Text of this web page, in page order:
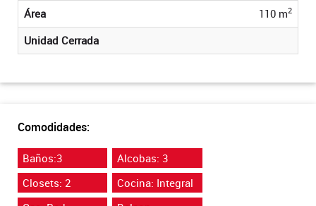
Área 110 m2
Unidad Cerrada
Comodidades:
Baños:3
Alcobas: 3
Closets: 2
Cocina: Integral